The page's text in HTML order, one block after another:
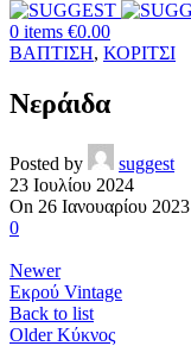
0 items €0.00
ΒΑΠΤΙΣΗ, ΚΟΡΙΤΣΙ
Νεράιδα
Posted by
suggest
23 Ιουλίου 2024
On 26 Ιανουαρίου 2023
0
Newer
Εκρού Vintage
Back to list
Older Κύκνος